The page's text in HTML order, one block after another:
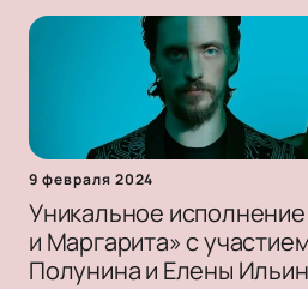
9 февраля 2024
Уникальное
и Маргарита» с
Полунина и Елены